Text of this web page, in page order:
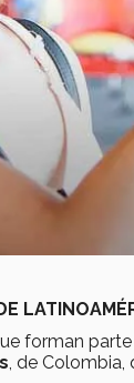
forman
, de Colombia,